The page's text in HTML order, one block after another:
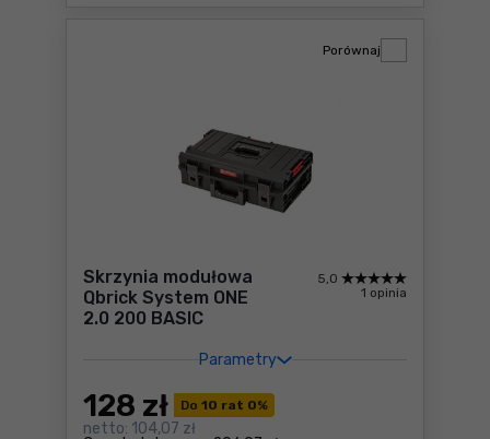
Skrzynia modułowa
Qbrick System ONE
2.0 200 BASIC
Parametry
5,0
1 opinia
Do 10 rat 0%
128 zł
netto: 104,07 zł
Porównaj